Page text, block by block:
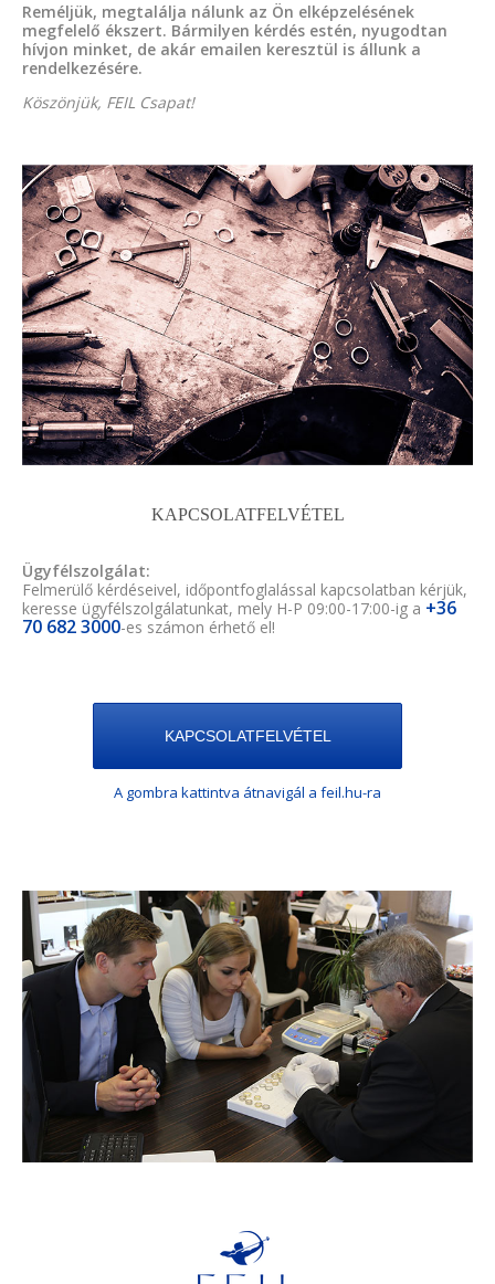
Reméljük, megtalálja nálunk az Ön elképzelésének
megfelelő ékszert. Bármilyen kérdés estén, nyugodtan
hívjon minket, de akár emailen keresztül is állunk a
rendelkezésére.
Köszönjük, FEIL Csapat!
KAPCSOLATFELVÉTEL
Ügyfélszolgálat:
Felmerülő kérdéseivel, időpontfoglalással kapcsolatban kérjük,
keresse ügyfélszolgálatunkat, mely H-P 09:00-17:00-ig a +36
70 682 3000-es számon érhető el!
KAPCSOLATFELVÉTEL
A gombra kattintva átnavigál a feil.hu-ra